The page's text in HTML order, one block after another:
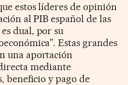
estos líderes de opinión
al PIB español de las
dual, por su
Estas grandes
una aportación
mediante
beneficio y pago de